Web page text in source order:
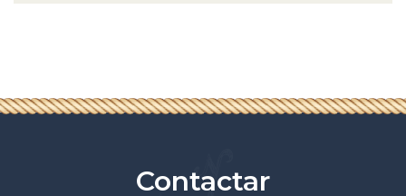
Contactar